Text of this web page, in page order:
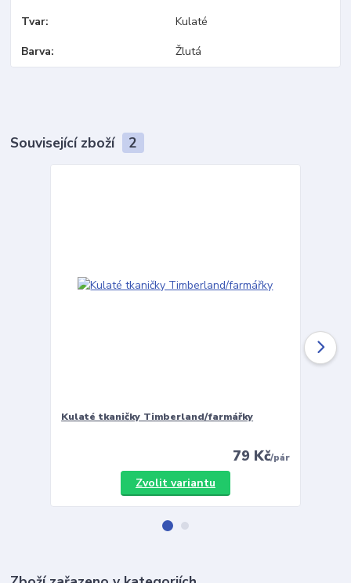
Tvar Kulaté
Barva Žlutá
Související zboží 2
Kulaté tkaničky Timberland/farmářky
79 Kč/pár
Zvolit variantu